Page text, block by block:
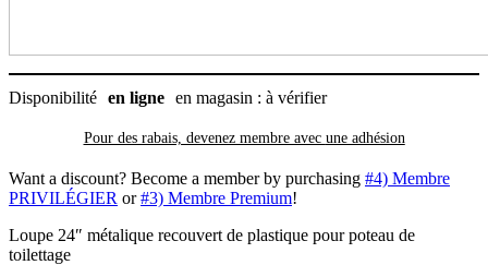
Disponibilité en ligne en magasin : à vérifier
Pour des rabais, devenez membre avec une adhésion
Want a discount? Become a member by purchasing #4) Membre
PRIVILÉGIER or#3) Membre Premium!
Loupe 24″ métalique recouvert de plastique pour poteau de
toilettage